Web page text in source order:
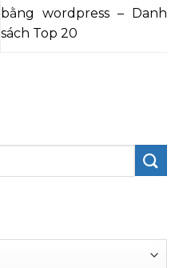
bằng wordpress – Danh
sách Top 20